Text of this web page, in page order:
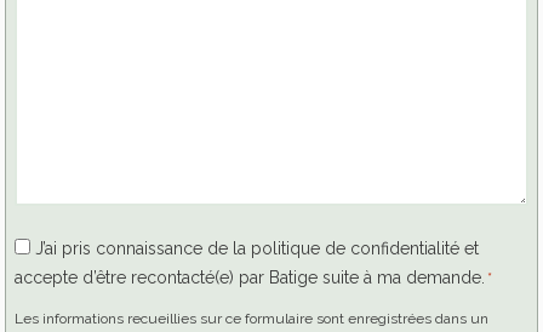
RGPD
*
J’ai pris connaissance de la politique de confidentialité et
accepte d’être recontacté(e) par Batige suite à ma demande. *
Les informations recueillies sur ce formulaire sont enregistrées dans un